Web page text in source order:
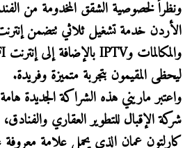
الأردن خدمة تشغيل ثلاثي تتضمن
ليحظى المقيمون بتجربة متميزة وفريدة.
واعتبر ماريني هذه الشراكة الجديدة
شركة الإقبال للتطوير العقاري
كارلتون عمان الذي يحمل علامة